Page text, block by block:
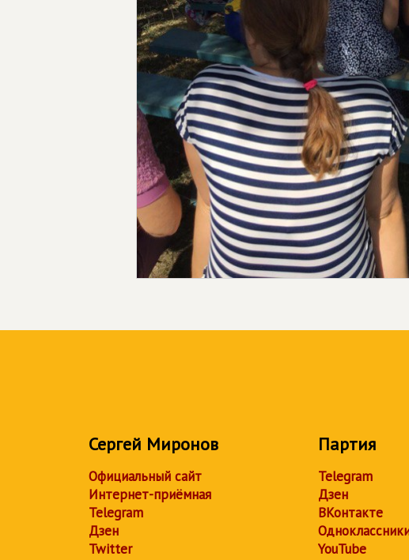
Сергей Миронов
Официальный сайт
Интернет-приёмная
Telegram
Дзен
Twitter
Партия
Telegram
Дзен
ВКонтакте
YouTube